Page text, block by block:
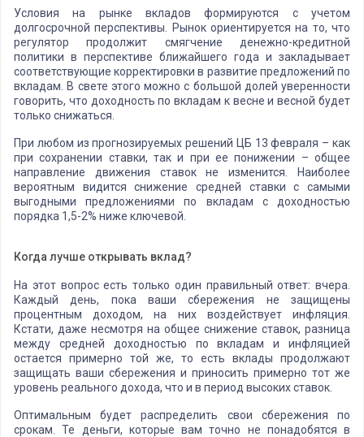
Условия на рынке вкладов формируются с учетом
долгосрочной перспективы. Рынок ориентируется на то, что
регулятор продолжит смягчение денежно-кредитной
политики в перспективе ближайшего года и закладывает
соответствующие корректировки в развитие предложений по
вкладам. В свете этого можно с большой долей уверенности
говорить, что доходность по вкладам к весне и весной будет
только снижаться.
При любом из прогнозируемых решений ЦБ 13 февраля – как
при сохранении ставки, так и при ее понижении – общее
направление движения ставок не изменится. Наиболее
вероятным видится снижение средней ставки с самыми
выгодными предложениями по вкладам с доходностью
порядка 1,5-2% ниже ключевой.
Когда лучше открывать вклад?
На этот вопрос есть только один правильный ответ: вчера.
Каждый день, пока ваши сбережения не защищены
процентным доходом, на них воздействует инфляция.
Кстати, даже несмотря на общее снижение ставок, разница
между средней доходностью по вкладам и инфляцией
остается примерно той же, то есть вклады продолжают
защищать ваши сбережения и приносить примерно тот же
уровень реального дохода, что и в период высоких ставок.
Оптимальным будет распределить свои сбережения по
срокам. Те деньги, которые вам точно не понадобятся в